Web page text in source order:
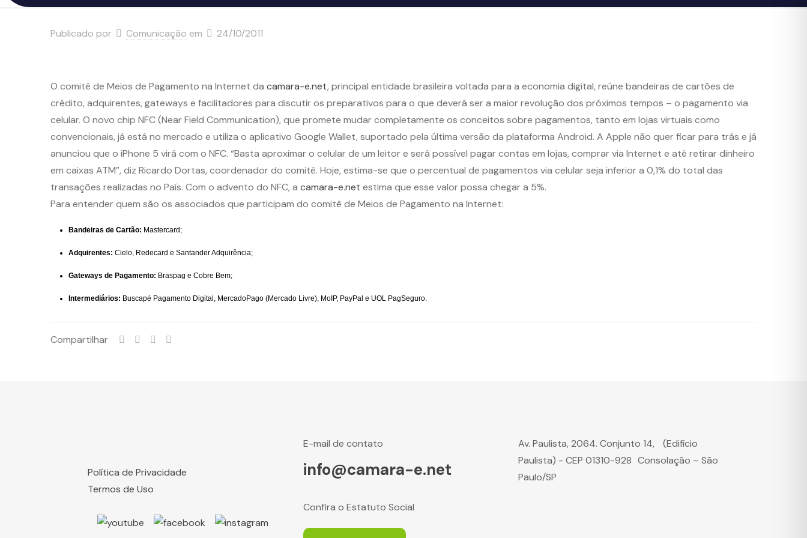
Publicado por Comunicação em 24/10/2011
O comitê de Meios de Pagamento na Internet da camara-e.net, principal entidade brasileira voltada para a economia digital, reúne bandeiras de cartões de
crédito, adquirentes, gateways e facilitadores para discutir os preparativos para o que deverá ser a maior revolução dos próximos tempos – o pagamento via
celular. O novo chip NFC (Near Field Communication), que promete mudar completamente os conceitos sobre pagamentos, tanto em lojas virtuais como
convencionais, já está no mercado e utiliza o aplicativo Google Wallet, suportado pela última versão da plataforma Android. A Apple não quer ficar para trás e já
anunciou que o iPhone 5 virá com o NFC. “Basta aproximar o celular de um leitor e será possível pagar contas em lojas, comprar via Internet e até retirar dinheiro
em caixas ATM”, diz Ricardo Dortas, coordenador do comitê. Hoje, estima-se que o percentual de pagamentos via celular seja inferior a 0,1% do total das
transações realizadas no País. Com o advento do NFC, a camara-e.net estima que esse valor possa chegar a 5%.
Para entender quem são os associados que participam do comitê de Meios de Pagamento na Internet:
Bandeiras de Cartão: Mastercard;
Adquirentes: Cielo, Redecard e Santander Adquirência;
Gateways de Pagamento: Braspag e Cobre Bem;
Intermediários: Buscapé Pagamento Digital, MercadoPago (Mercado Livre), MoIP, PayPal e UOL PagSeguro.
Compartilhar
Política de Privacidade
Termos de Uso
E-mail de contato
info@camara-e.net
Confira o Estatuto Social
Av. Paulista, 2064. Conjunto 14, (Edifício
Paulista) - CEP 01310-928 Consolação – São
Paulo/SP